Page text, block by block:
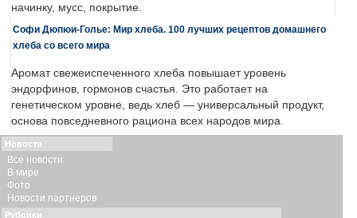
начинку, мусс, покрытие.
Софи Дюпюи-Голье: Мир хлеба. 100 лучших рецептов домашнего
хлеба со всего мира
Аромат свежеиспеченного хлеба повышает уровень
эндорфинов, гормонов счастья. Это работает на
генетическом уровне, ведь хлеб — универсальный продукт,
основа повседневного рациона всех народов мира.
Новости
Все новости
В мире
Фото
Новости партнеров
Рубрики